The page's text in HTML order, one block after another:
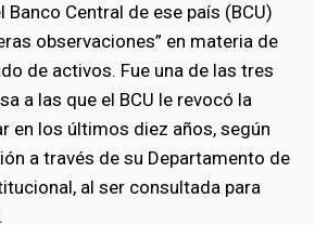
Banco Central de ese país (BCU)
observaciones” en materia de
de activos. Fue una de las tres
a las que el BCU le revocó la
en los últimos diez años, según
a través de su Departamento de
al ser consultada para